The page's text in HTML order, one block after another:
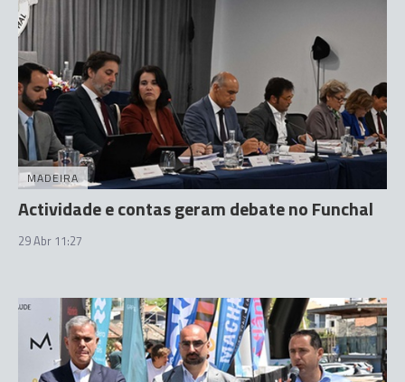
MADEIRA
Actividade e contas geram debate no Funchal
29 Abr 11:27